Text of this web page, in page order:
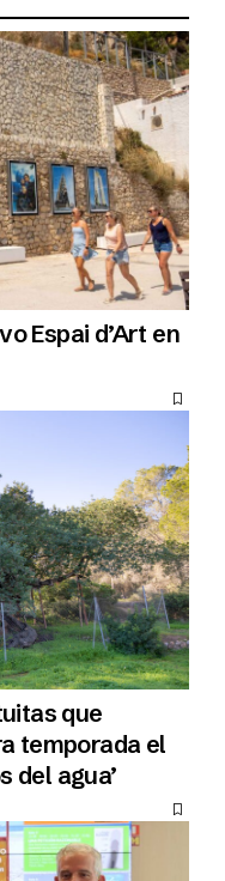
Espai d’Art en
que
temporada el
del agua’